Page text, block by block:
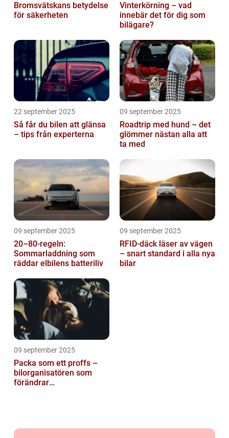
Bromsvätskans betydelse
för säkerheten
Vinterkörning – vad
innebär det för dig som
bilägare?
22 september 2025
Så får du bilen att glänsa
– tips från experterna
09 september 2025
Roadtrip med hund – det
glömmer nästan alla att
ta med
09 september 2025
20–80-regeln:
Sommarladdning som
räddar elbilens batteriliv
09 september 2025
RFID-däck läser av vägen
– snart standard i alla nya
bilar
09 september 2025
Packa som ett proffs –
bilorganisatören som
förändrar